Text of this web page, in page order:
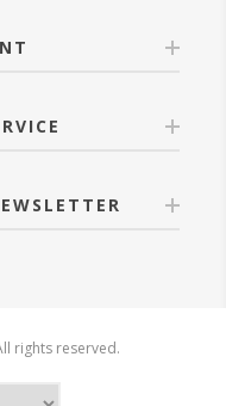
rights reserved.